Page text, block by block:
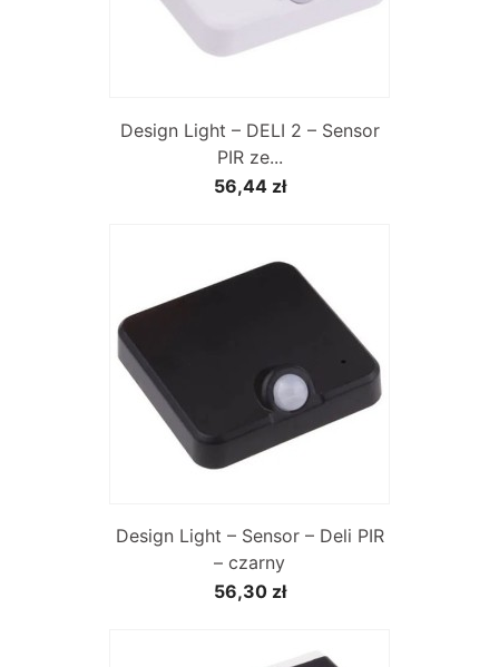
Design Light – DELI 2 – Sensor
PIR ze...
56,44 zł
Design Light – Sensor – Deli PIR
– czarny
56,30 zł